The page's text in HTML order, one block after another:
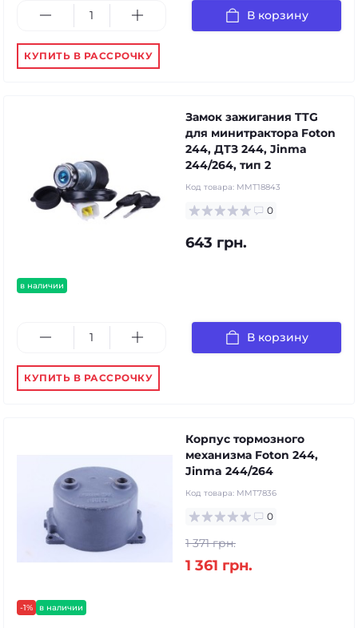
В корзину
КУПИТЬ В РАССРОЧКУ
в наличии
Замок зажигания TTG
для минитрактора Foton
244, ДТЗ 244, Jinma
244/264, тип 2
Код товара: MMT18843
0
643 грн.
В корзину
КУПИТЬ В РАССРОЧКУ
-1% в наличии
Корпус тормозного
механизма Foton 244,
Jinma 244/264
Код товара: MMT7836
0
1 371 грн.
1 361 грн.